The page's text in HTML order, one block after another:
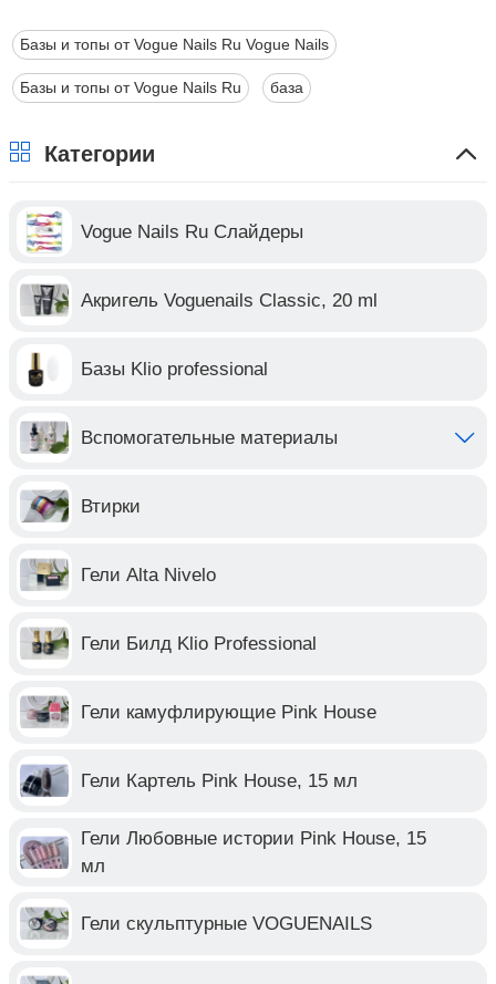
Базы и топы от Vogue Nails Ru Vogue Nails
Базы и топы от Vogue Nails Ru база
Категории
Vogue Nails Ru Слайдеры
Акригель Voguenails Classic, 20 ml
Базы Klio professional
Вспомогательные материалы
Втирки
Гели Alta Nivelo
Гели Билд Klio Professional
Гели камуфлирующие Pink House
Гели Картель Pink House, 15 мл
Гели Любовные истории Pink House, 15
мл
Гели скульптурные VOGUENAILS